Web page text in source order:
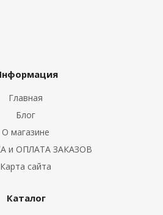
Главная
Блог
О магазине
и ОПЛАТА ЗАКАЗОВ
Карта сайта
Каталог